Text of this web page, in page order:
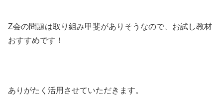
Z会の問題は取り組み甲斐がありそうなので、お試し教材
おすすめです！
ありがたく活用させていただきます。